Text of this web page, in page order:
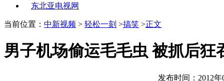
东北亚电视网
当前位置： 中新视频 > 轻松一刻 >搞笑 >正文
男子机场偷运毛毛虫 被抓后狂
发布时间：2012年